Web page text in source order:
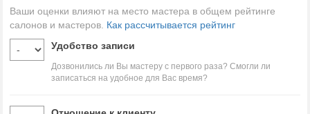
Ваши оценки влияют на место мастера в общем рейтинге
салонов и мастеров. Как рассчитывается рейтинг
Удобство записи
Дозвонились ли Вы мастеру с первого раза? Смогли ли
записаться на удобное для Вас время?